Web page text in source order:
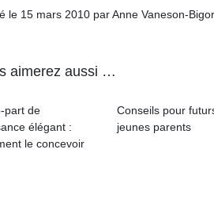
le 15 mars 2010 par Anne Vaneson-
aimerez aussi …
part de
élégant :
le concevoir
Conseils pour
jeunes parents